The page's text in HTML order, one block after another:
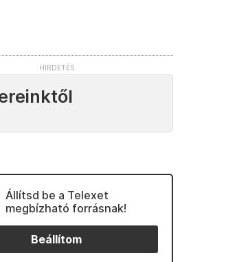
Állítsd be a Telexet
megbízható forrásnak!
Beállítom